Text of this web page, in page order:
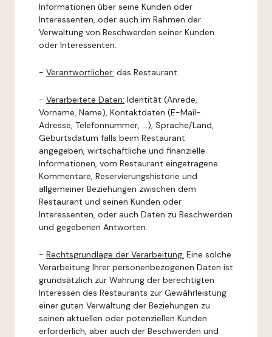
Informationen über seine Kunden oder
Interessenten, oder auch im Rahmen der
Verwaltung von Beschwerden seiner Kunden
oder Interessenten.
- Verantwortlicher: das Restaurant.
- Verarbeitete Daten: Identität (Anrede,
Vorname, Name), Kontaktdaten (E-Mail-
Adresse, Telefonnummer, ...), Sprache/Land,
Geburtsdatum falls beim Restaurant
angegeben, wirtschaftliche und finanzielle
Informationen, vom Restaurant eingetragene
Kommentare, Reservierungshistorie und
allgemeiner Beziehungen zwischen dem
Restaurant und seinen Kunden oder
Interessenten, oder auch Daten zu Beschwerden
und gegebenen Antworten.
- Rechtsgrundlage der Verarbeitung: Eine solche
Verarbeitung Ihrer personenbezogenen Daten ist
grundsätzlich zur Wahrung der berechtigten
Interessen des Restaurants zur Gewährleistung
einer guten Verwaltung der Beziehungen zu
seinen aktuellen oder potenziellen Kunden
erforderlich, aber auch der Beschwerden und